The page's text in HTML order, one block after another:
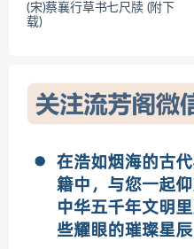
(宋)蔡襄行草书七尺牍 (附下
载)